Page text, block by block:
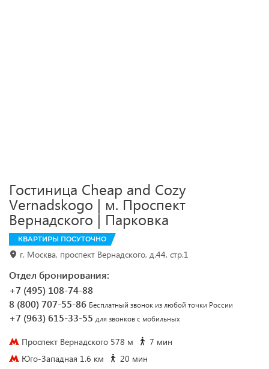
Гостиница Cheap and Cozy
Vernadskogo | м. Проспект
Вернадского | Парковка
КВАРТИРЫ ПОСУТОЧНО
г. Москва, проспект Вернадского, д.44, стр.1
Отдел бронирования:
+7 (495) 108-74-88
8 (800) 707-55-86 Бесплатный звонок из любой точки России
+7 (963) 615-33-55 для звонков с мобильных
Проспект Вернадского 578 м
7 мин
Юго-Западная 1.6 км
20 мин